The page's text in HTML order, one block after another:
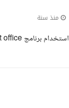
منذ سنة